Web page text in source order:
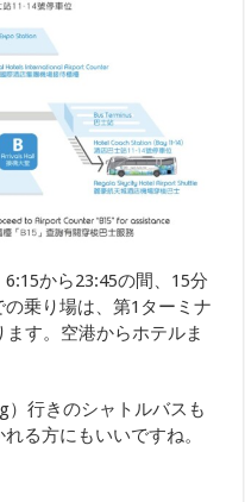
から23:45の間、15分
乗り場は、第1ターミナ
す。空港からホテルま
）行きのシャトルバスも
る方にもいいですね。